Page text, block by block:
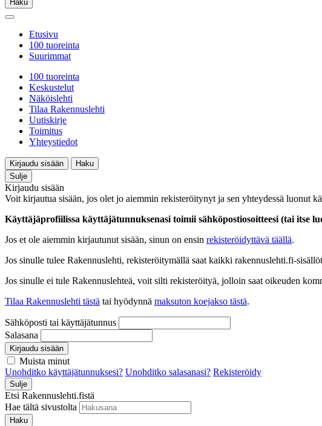
Haku
Etusivu
100 tuoreinta
Suurimmat
100 tuoreinta
Keskustelut
Näköislehti
Tilaa Rakennuslehti
Uutiskirje
Toimitus
Yhteystiedot
Kirjaudu sisään
Haku
Sulje
Kirjaudu sisään
Voit kirjautua sisään, jos olet jo aiemmin rekisteröitynyt ja sen yhteydessä luonut
Käyttäjäprofiilissa käyttäjätunnuksenasi toimii sähköpostiosoitteesi (tai itse
Jos et ole aiemmin kirjautunut sisään, sinun on ensin rekisteröidyttävä täällä.
Jos sinulle tulee Rakennuslehti, rekisteröitymällä saat kaikki rakennuslehti.fi-
Jos sinulle ei tule Rakennuslehteä, voit silti rekisteröityä, jolloin saat oikeuden
Tilaa Rakennuslehti tästä tai hyödynnä maksuton koejakso tästä.
Sähköposti tai käyttäjätunnus
Salasana
Kirjaudu sisään
Muista minut
Unohditko käyttäjätunnuksesi? Unohditko salasanasi? Rekisteröidy
Sulje
Etsi Rakennuslehti.fistä
Hae tältä sivustolta
Haku